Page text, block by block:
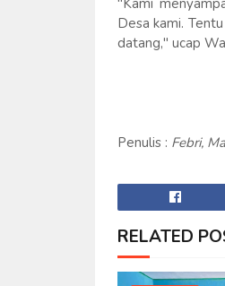
"Kami
Desa kami.
datang," ucap
Penulis : Febri,
RELATED